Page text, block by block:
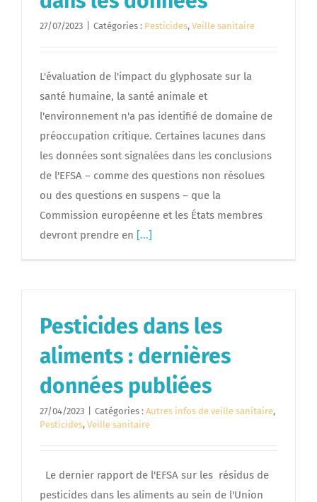
27/07/2023 Catégories : Pesticides, Veille sanitaire
L'évaluation de l'impact du glyphosate sur la
santé humaine, la santé animale et
l'environnement n'a pas identifié de domaine de
préoccupation critique. Certaines lacunes dans
les données sont signalées dans les conclusions
de l'EFSA – comme des questions non résolues
ou des questions en suspens – que la
Commission européenne et les États membres
devront prendre en [...]
Pesticides dans les
aliments : dernières
données publiées
27/04/2023 Catégories : Autres infos de veille sanitaire,
Pesticides, Veille sanitaire
Le dernier rapport de l'EFSA sur les résidus de
pesticides dans les aliments au sein de l'Union